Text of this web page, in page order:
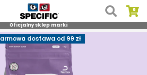
Oficjalny sklep marki
dostawa od 99 zł